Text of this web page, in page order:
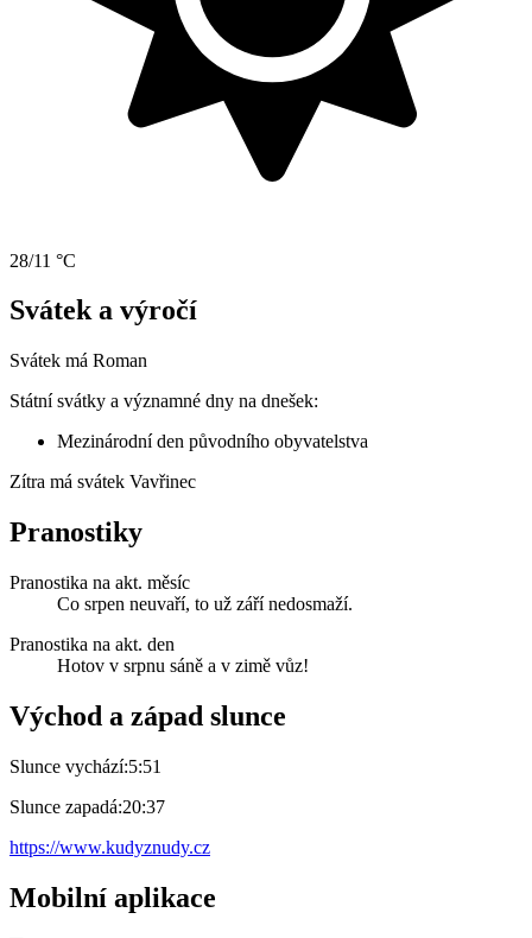
28/11 °C
Svátek a výročí
Svátek má Roman
Státní svátky a významné dny na dnešek:
Mezinárodní den původního obyvatelstva
Zítra má svátek Vavřinec
Pranostiky
Pranostika na akt. měsíc
Co srpen neuvaří, to už září nedosmaží.
Pranostika na akt. den
Hotov v srpnu sáně a v zimě vůz!
Východ a západ slunce
Slunce vychází:5:51
Slunce zapadá:20:37
https://www.kudyznudy.cz
Mobilní aplikace